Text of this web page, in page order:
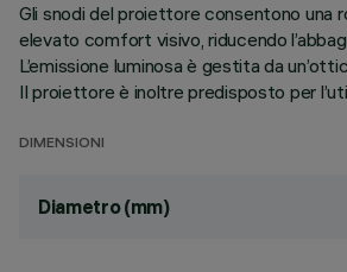
Gli snodi del proiettore consentono una
elevato comfort visivo, riducendo
L’emissione luminosa è gestita da
Il proiettore è inoltre predisposto per
DIMENSIONI
Diametro (mm)